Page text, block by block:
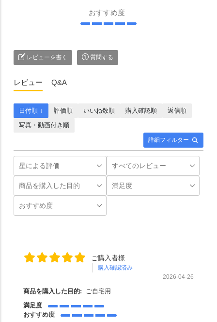
おすすめ度
レビューを書く 質問する
レビュー Q&A
詳細フィルター
日付順 ↓ 評価順 いいね数順 購入確認順
返信順
写真・動画付き順
ご購入者様
購入確認済み
2026-04-26
商品を購入した目的:
ご自宅用
満足度
おすすめ度